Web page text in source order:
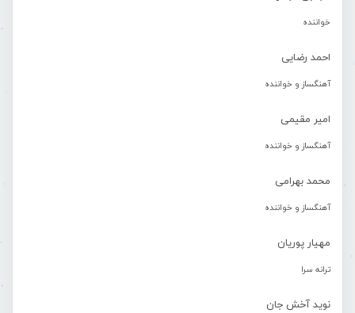
خواننده
احمد رضایی
آهنگساز و خواننده
امیر مقیمی
آهنگساز و خواننده
محمد بهرامی
آهنگساز و خواننده
مهیار پوریان
ترانه سرا
نوید آخش جان